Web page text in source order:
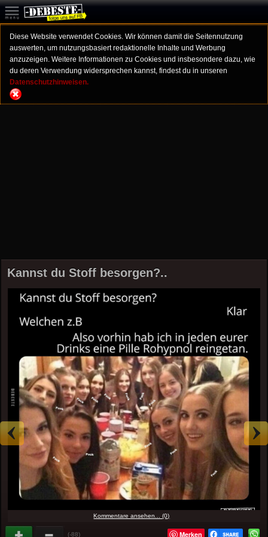
Diese Website verwendet Cookies. Wir können damit die Seitennutzung
auswerten, um nutzungsbasiert redaktionelle Inhalte und Werbung
anzuzeigen. Weitere Informationen zu Cookies und insbesondere dazu, wie
du deren Verwendung widersprechen kannst, findest du in unseren
Datenschutzhinweisen.
Kannst du Stoff besorgen?..
Kommentare ansehen... (0)
(-88) Merken